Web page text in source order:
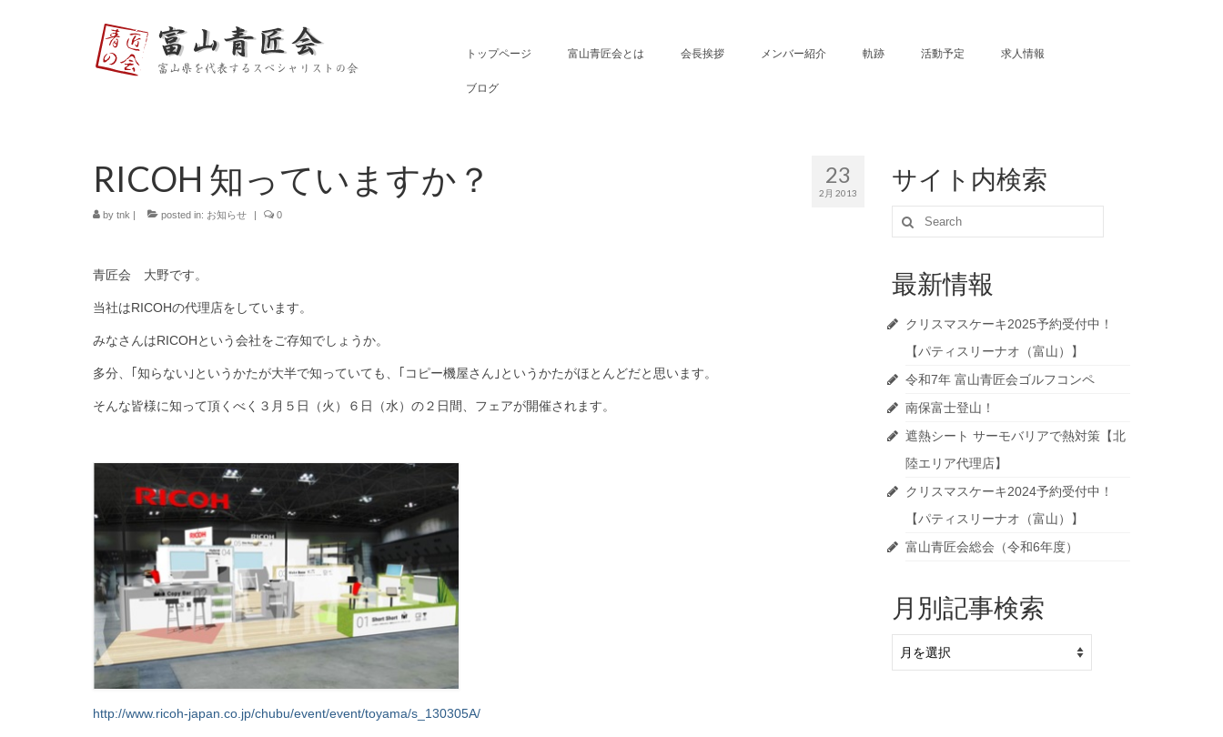
トップページ 富山青匠会とは 会長挨拶 メンバー紹介 軌跡 活動予定 求人情報
ブログ
23
2月 2013
RICOH 知っていますか？
by tnk | posted in: お知らせ | 0
青匠会 大野です。
当社はRICOHの代理店をしています。
みなさんはRICOHという会社をご存知でしょうか。
多分、｢知らない｣というかたが大半で知っていても、｢コピー機屋さん｣というかたがほとんどだと思います。
そんな皆様に知って頂くべく３月５日（火）６日（水）の２日間、フェアが開催されます。
http://www.ricoh-japan.co.jp/chubu/event/event/toyama/s_130305A/
サイト内検索
Search
for:
最新情報
クリスマスケーキ2025予約受付中！
【パティスリーナオ（富山）】
令和7年 富山青匠会ゴルフコンペ
南保富士登山！
遮熱シート サーモバリアで熱対策【北
陸エリア代理店】
クリスマスケーキ2024予約受付中！
【パティスリーナオ（富山）】
富山青匠会総会（令和6年度）
月別記事検索
別